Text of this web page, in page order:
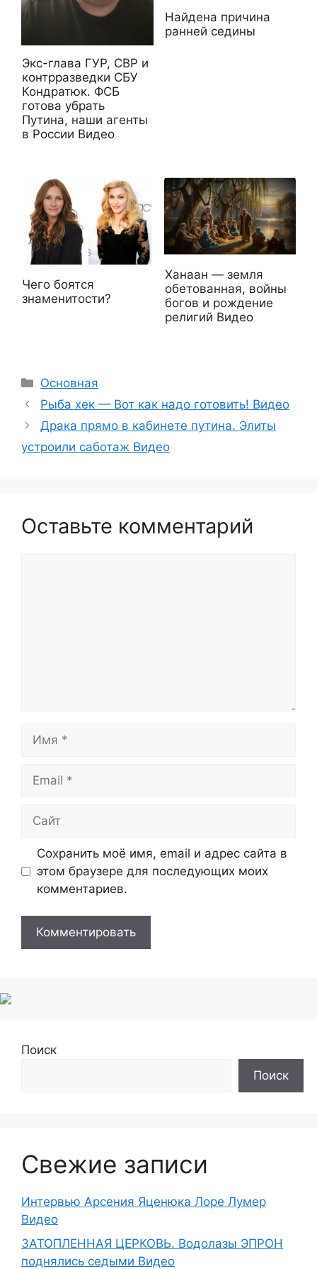
Экс-глава ГУР, СВР и
контрразведки СБУ
Кондратюк. ФСБ
готова убрать
Путина, наши агенты
в России Видео
Найдена причина
ранней седины
Чего боятся
знаменитости?
Ханаан — земля
обетованная, войны
богов и рождение
религий Видео
Рубрики
Основная
Рыба хек — Вот как надо готовить! Видео
Драка прямо в кабинете путина. Элиты
устроили саботаж Видео
Оставьте комментарий
Сохранить моё имя, email и адрес сайта в
этом браузере для последующих моих
комментариев.
Поиск
Поиск
Свежие записи
Интервью Арсения Яценюка Лоре Лумер
Видео
ЗАТОПЛЕННАЯ ЦЕРКОВЬ. Водолазы ЭПРОН
поднялись седыми Видео